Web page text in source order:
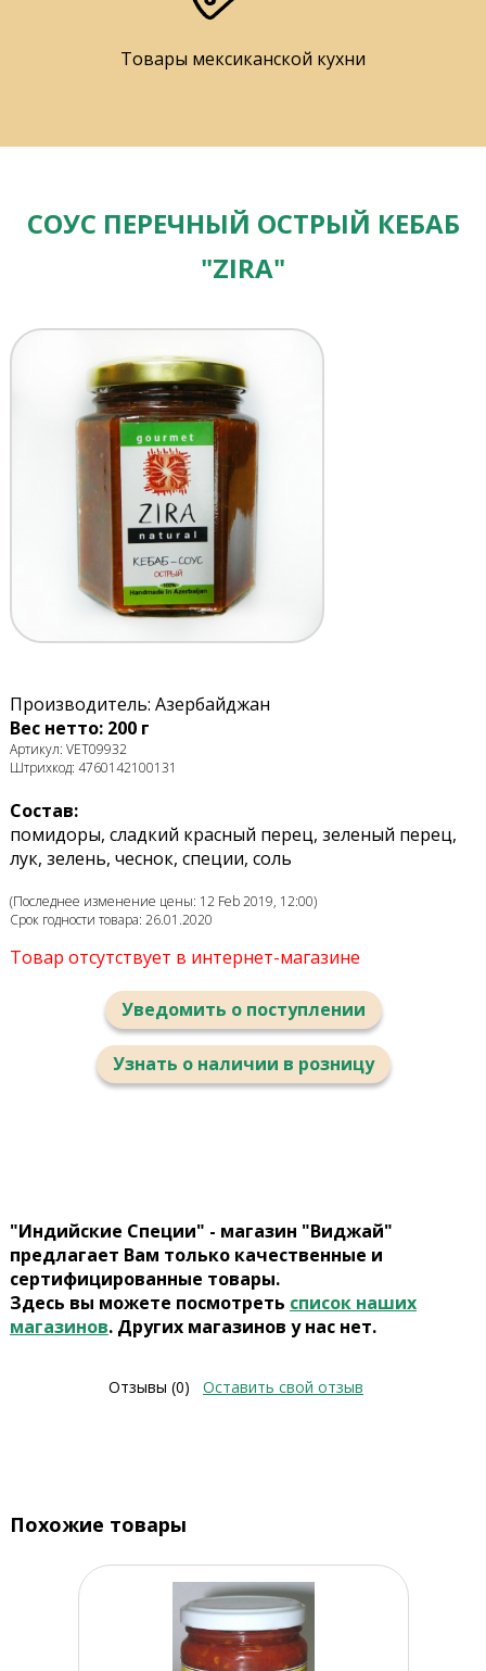
Товары мексиканской кухни
СОУС ПЕРЕЧНЫЙ ОСТРЫЙ КЕБАБ
"ZIRA"
Производитель: Азербайджан
Вес нетто: 200 г
Артикул: VET09932
Штрихкод: 4760142100131
Состав:
помидоры, сладкий красный перец, зеленый перец,
лук, зелень, чеснок, специи, соль
(Последнее изменение цены: 12 Feb 2019, 12:00)
Срок годности товара: 26.01.2020
Товар отсутствует в интернет-магазине
Уведомить о поступлении
Узнать о наличии в розницу
"Индийские Специи" - магазин "Виджай"
предлагает Вам только качественные и
сертифицированные товары.
Здесь вы можете посмотреть список наших
магазинов. Других магазинов у нас нет.
Отзывы (0) Оставить свой отзыв
Похожие товары